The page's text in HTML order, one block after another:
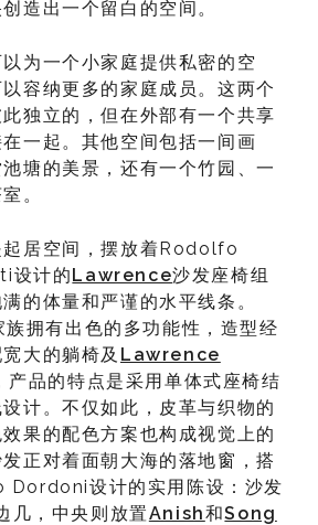
造出一个留白的空间。
为一个小家庭提供私密的空
容纳更多的家庭成员。这两个
独立的，但在外部有一个共享
一起。其他空间包括一间画
塘的美景，还有一个竹园、一
。
起居空间，摆放着Rodolfo
设计的Lawrence沙发座椅组
的体量和严谨的水平线条。
族拥有出色的多功能性，造型经
大的躺椅及 Lawrence
产品的特点是采用单体式座椅结
计。不仅如此，皮革与织物的
果的配色方案也构成视觉上的
正对着面朝大海的落地窗，搭
设计的实用陈设：沙发
几，中央则放置Anish和Song